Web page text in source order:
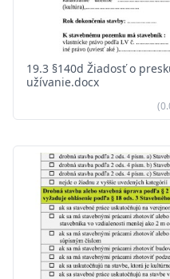
19.3 §140d Žiadosť o
užívanie.docx